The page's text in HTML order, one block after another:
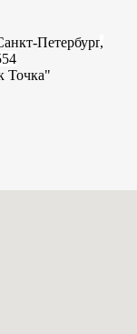
Петербург,
Точка"